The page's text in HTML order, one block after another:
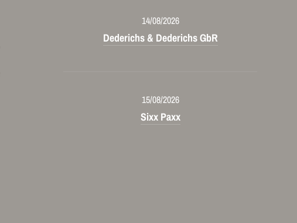
14/08/2026
Dederichs & Dederichs GbR
15/08/2026
Sixx Paxx